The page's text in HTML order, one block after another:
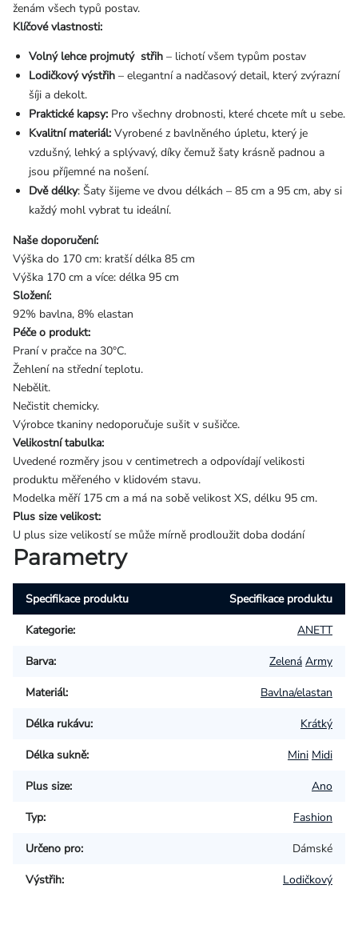
ženám všech typů postav.
Klíčové vlastnosti:
Volný lehce projmutý střih – lichotí všem typům postav
Lodičkový výstřih – elegantní a nadčasový detail, který zvýrazní
šíji a dekolt.
Praktické kapsy: Pro všechny drobnosti, které chcete mít u sebe.
Kvalitní materiál: Vyrobené z bavlněného úpletu, který je
vzdušný, lehký a splývavý, díky čemuž šaty krásně padnou a
jsou příjemné na nošení.
Dvě délky: Šaty šijeme ve dvou délkách – 85 cm a 95 cm, aby si
každý mohl vybrat tu ideální.
Naše doporučení:
Výška do 170 cm: kratší délka 85 cm
Výška 170 cm a více: délka 95 cm
Složení:
92% bavlna, 8% elastan
Péče o produkt:
Praní v pračce na 30°C.
Žehlení na střední teplotu.
Nebělit.
Nečistit chemicky.
Výrobce tkaniny nedoporučuje sušit v sušičce.
Velikostní tabulka:
Uvedené rozměry jsou v centimetrech a odpovídají velikosti
produktu měřeného v klidovém stavu.
Modelka měří 175 cm a má na sobě velikost XS, délku 95 cm.
Plus size velikost:
U plus size velikostí se může mírně prodloužit doba dodání
Parametry
Specifikace produktu Specifikace produktu
Kategorie: ANETT
Barva: Zelená Army
Materiál: Bavlna/elastan
Délka rukávu: Krátký
Délka sukně: Mini Midi
Plus size: Ano
Typ: Fashion
Určeno pro: Dámské
Výstřih: Lodičkový